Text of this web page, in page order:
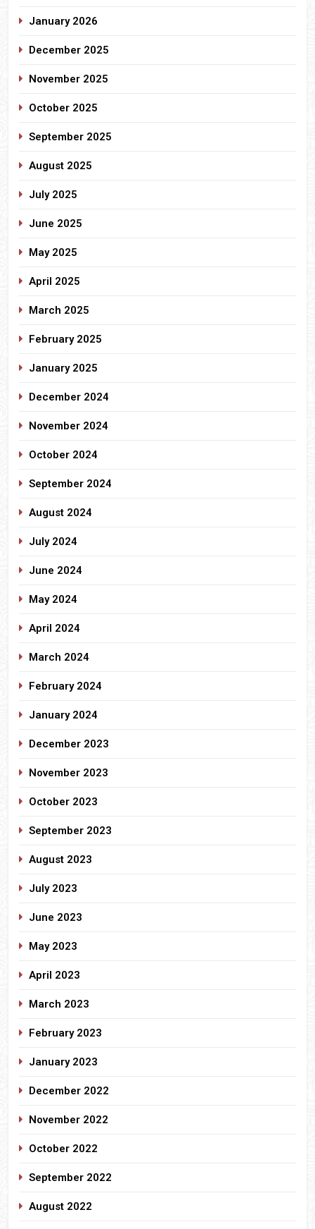
January 2026
December 2025
November 2025
October 2025
September 2025
August 2025
July 2025
June 2025
May 2025
April 2025
March 2025
February 2025
January 2025
December 2024
November 2024
October 2024
September 2024
August 2024
July 2024
June 2024
May 2024
April 2024
March 2024
February 2024
January 2024
December 2023
November 2023
October 2023
September 2023
August 2023
July 2023
June 2023
May 2023
April 2023
March 2023
February 2023
January 2023
December 2022
November 2022
October 2022
September 2022
August 2022